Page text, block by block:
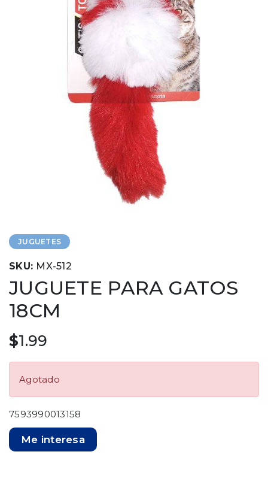
JUGUETES
SKU: MX-512
JUGUETE PARA GATOS
18CM
$1.99
Agotado
7593990013158
Me interesa